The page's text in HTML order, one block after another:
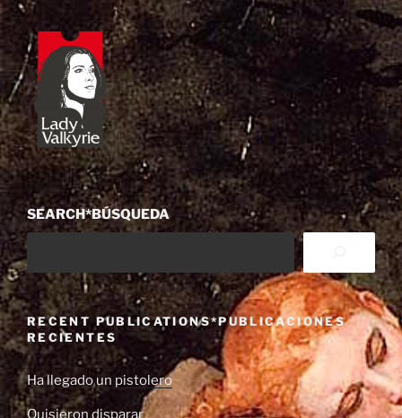
SEARCH*BÚSQUEDA
RECENT PUBLICATIONS*PUBLICACIONES
RECIENTES
Ha llegado un pistolero
Quisieron disparar